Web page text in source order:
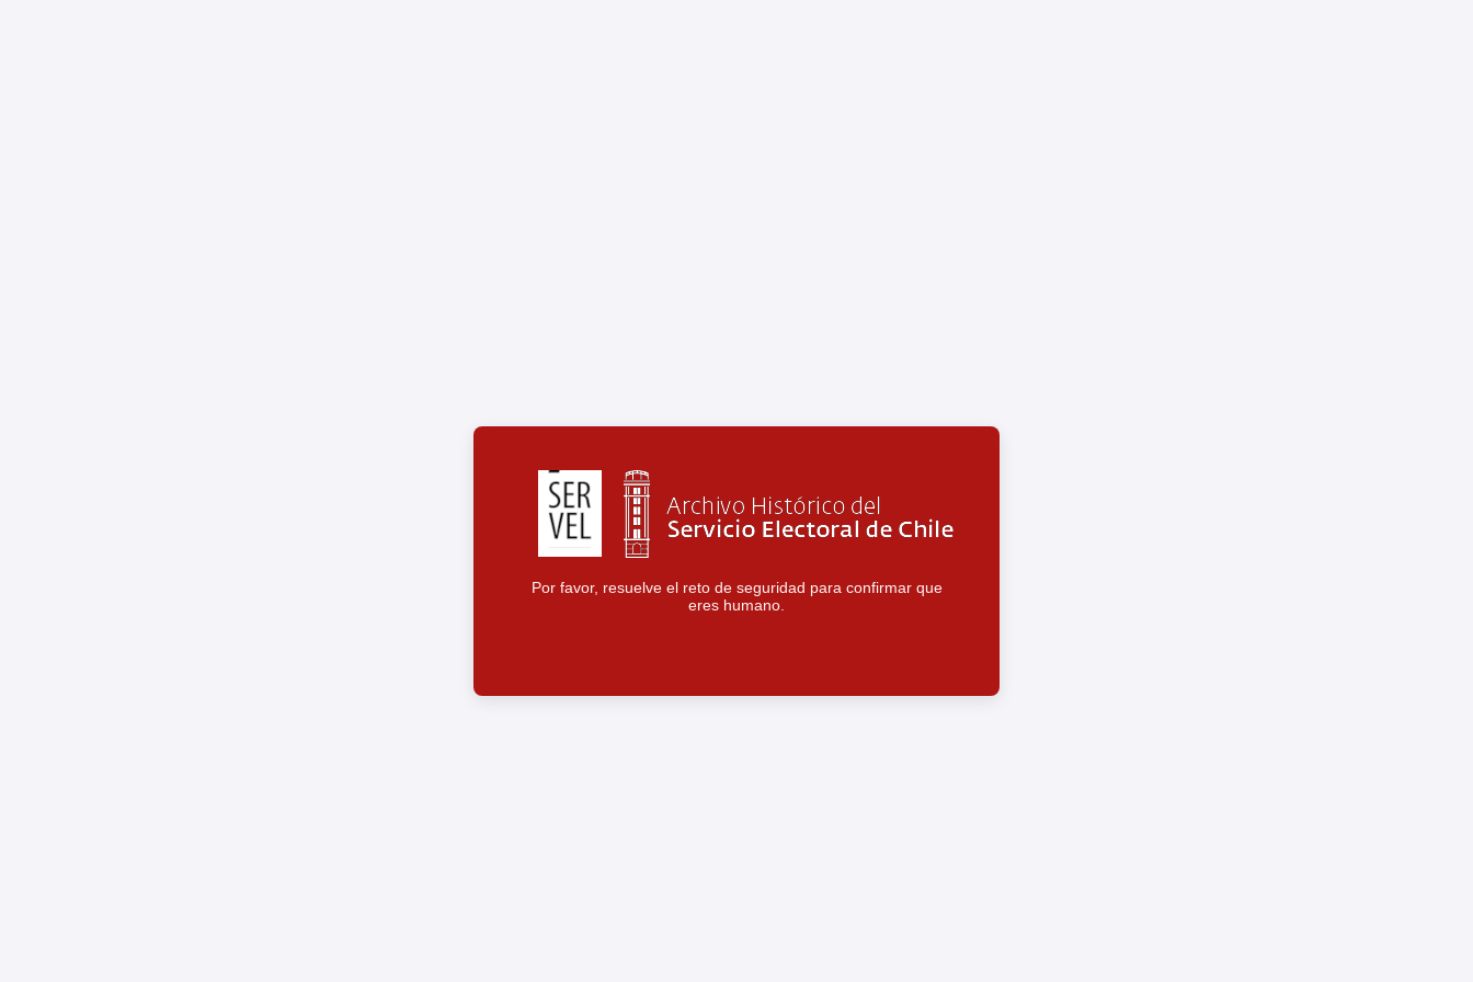
Por favor, resuelve el reto de seguridad para confirmar que
eres humano.